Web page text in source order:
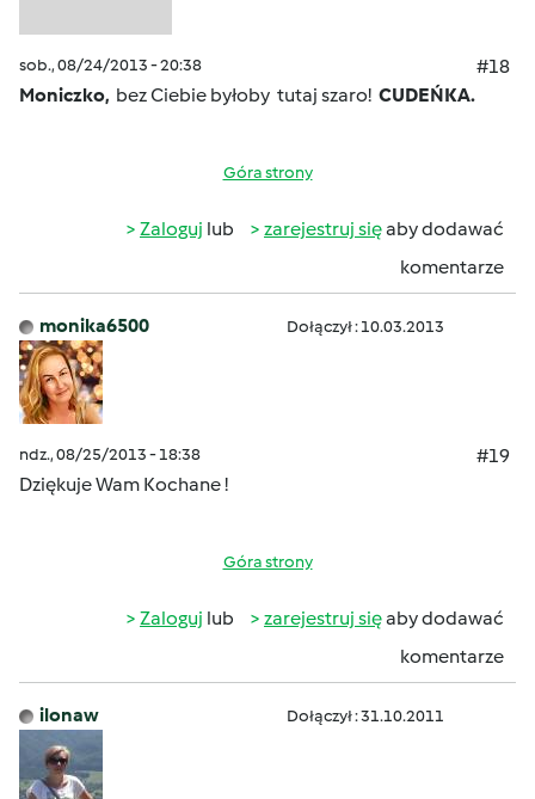
sob., 08/24/2013 - 20:38
#18
Moniczko, bez Ciebie byłoby tutaj szaro! CUDEŃKA.
Góra strony
Zaloguj lub zarejestruj sięaby dodawać
komentarze
monika6500 Dołączył : 10.03.2013
ndz., 08/25/2013 - 18:38
#19
Dziękuje Wam Kochane !
Góra strony
Zaloguj lub zarejestruj sięaby dodawać
komentarze
ilonaw Dołączył : 31.10.2011